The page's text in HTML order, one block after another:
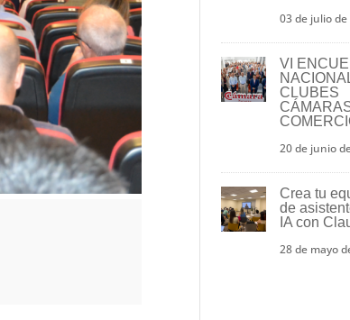
03 de julio de
VI
CLUBES
20 de junio
Crea tu
de
IA con
28 de mayo